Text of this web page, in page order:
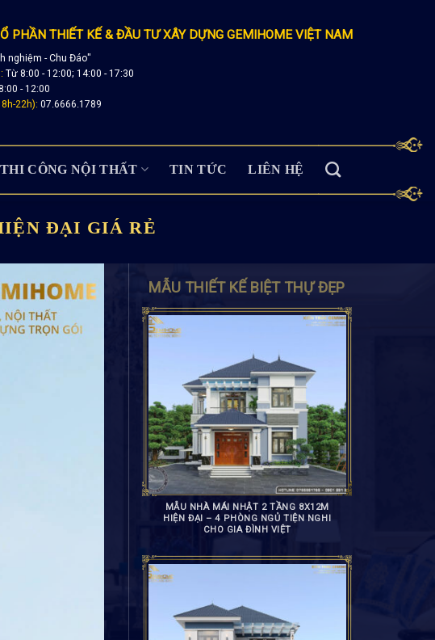
PHẦN THIẾT KẾ & ĐẦU TƯ XÂY DỰNG GEMIHOME VIỆT NAM
nghiệm - Chu Đáo"
Từ 8:00 - 12:00; 14:00 - 17:30
- 12:00
22h): 07.6666.1789
THI CÔNG NỘI THẤT TIN TỨC LIÊN HỆ
ĐẠI GIÁ RẺ
MẪU THIẾT KẾ BIỆT THỰ ĐẸP
MẪU NHÀ MÁI NHẬT 2 TẦNG 8X12M
HIỆN ĐẠI – 4 PHÒNG NGỦ TIỆN NGHI
CHO GIA ĐÌNH VIỆT